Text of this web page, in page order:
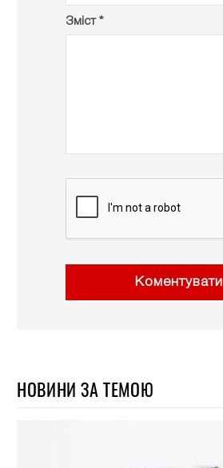
Зміст *
Коментувати
НОВИНИ ЗА ТЕМОЮ